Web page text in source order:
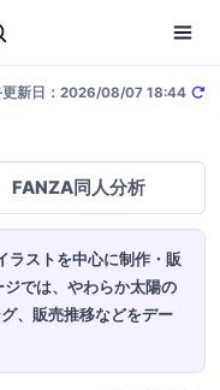
更新日：2026/08/07 18:44
FANZA同人分析
ラストを中心に制作・販
ジでは、やわらか太陽の
、販売推移などをデー